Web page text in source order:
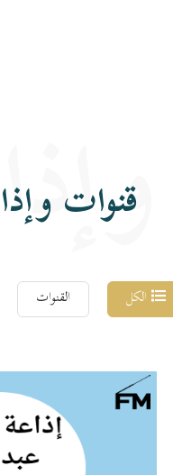
قنوات
الكل القنوات